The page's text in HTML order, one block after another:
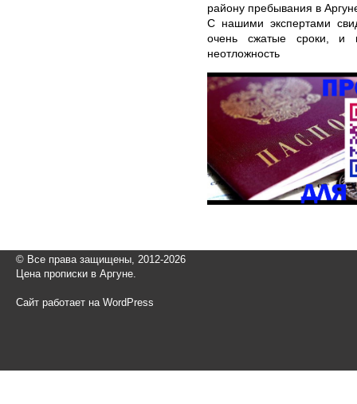
району пребывания в
С нашими экспертами
очень сжатые сроки, и
неотложность
© Все права защищены, 2012-2026
Цена прописки в Аргуне.
Сайт работает на WordPress